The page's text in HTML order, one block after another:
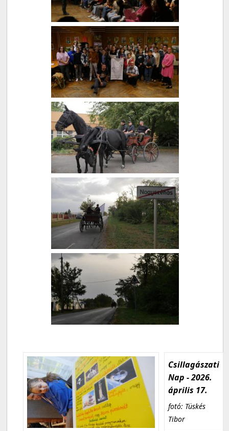
Csillagászati
Nap - 2026.
április 17.
fotó: Tüskés
Tibor